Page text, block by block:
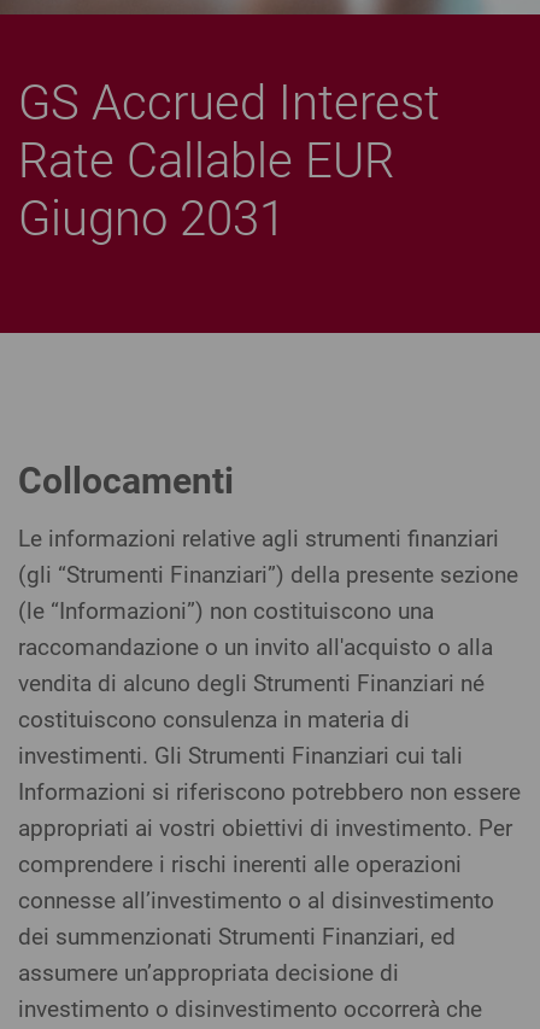
GS Accrued Interest
Rate Callable EUR
Giugno 2031
Collocamenti
Le informazioni relative agli strumenti finanziari
(gli “Strumenti Finanziari”) della presente sezione
(le “Informazioni”) non costituiscono una
raccomandazione o un invito all'acquisto o alla
vendita di alcuno degli Strumenti Finanziari né
costituiscono consulenza in materia di
investimenti. Gli Strumenti Finanziari cui tali
Informazioni si riferiscono potrebbero non essere
appropriati ai vostri obiettivi di investimento. Per
comprendere i rischi inerenti alle operazioni
connesse all’investimento o al disinvestimento
dei summenzionati Strumenti Finanziari, ed
assumere un’appropriata decisione di
investimento o disinvestimento occorrerà che